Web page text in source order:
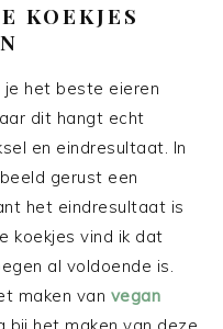
KOEKJES
je het beste eieren
dit hangt echt
en eindresultaat. In
gerust een
het eindresultaat is
koekjes vind ik dat
al voldoende is.
maken van vegan